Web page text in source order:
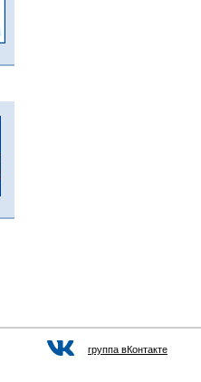
группа вКонтакте